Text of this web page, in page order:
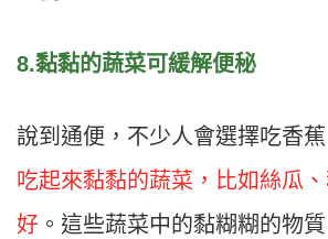
8.黏黏的蔬菜可緩解便秘
說到通便，不少人會選擇吃香
吃起來黏黏的蔬菜，比如絲瓜
好 。這些蔬菜中的黏糊糊的物